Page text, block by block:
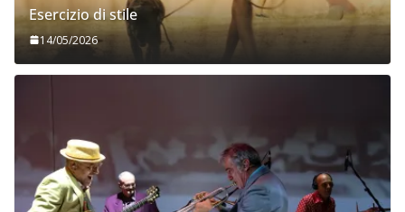
Esercizio di stile
14/05/2026